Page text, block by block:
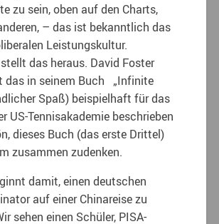
zu sein, oben auf den Charts,
– das ist bekanntlich das
Leistungskultur.
das heraus. David Foster
das in seinem Buch „Infinite
Spaß) beispielhaft für das
US-Tennisakademie beschrieben
dieses Buch (das erste Drittel)
zusammen zudenken.
damit, einen deutschen
auf einer Chinareise zu
sehen einen Schüler, PISA-